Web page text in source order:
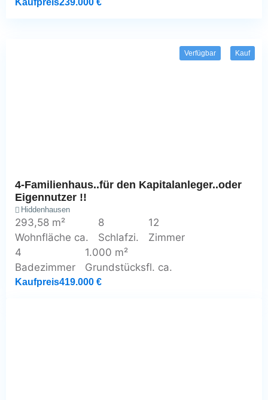
Kaufpreis239.000 €
Verfügbar Kauf
4-Familienhaus..für den Kapitalanleger..oder
Eigennutzer !!
Hiddenhausen
293,58 m²
Wohnfläche ca.
8
Schlafzi.
12
Zimmer
4
Badezimmer
1.000 m²
Grundstücksfl. ca.
Kaufpreis419.000 €